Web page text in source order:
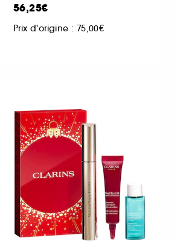
56,25€
Prix d'origine : 75,00€